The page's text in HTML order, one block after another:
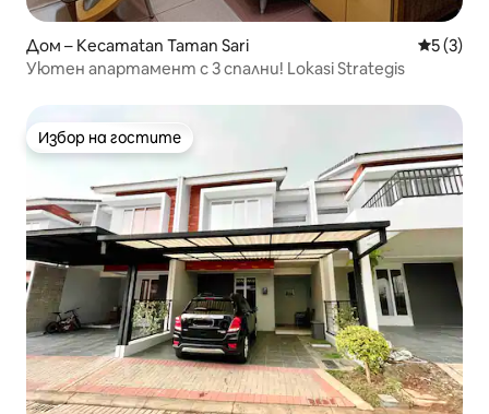
Дом – Kecamatan Taman Sari Средна
5 (3)
Уютен апартамент с 3 спални! Lokasi Strategis
Избор на гостите
Избор на гостите